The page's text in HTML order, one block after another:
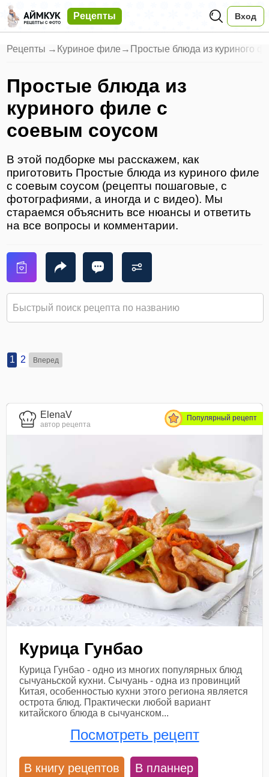
Рецепты Вход
Рецепты → Куриное филе → Простые блюда из куриного
Простые блюда из
куриного филе с
соевым соусом
В этой подборке мы расскажем, как
приготовить Простые блюда из куриного филе
с соевым соусом (рецепты пошаговые, с
фотографиями, а иногда и с видео). Мы
стараемся объяснить все нюансы и ответить
на все вопросы и комментарии.
1 2 Вперед
ElenaV
автор рецепта
Популярный рецепт
Курица Гунбао
Курица Гунбао - одно из многих популярных блюд
сычуаньской кухни. Сычуань - одна из провинций
Китая, особенностью кухни этого региона является
острота блюд. Практически любой вариант
китайского блюда в сычуанском...
Посмотреть рецепт
В книгу рецептов В планнер